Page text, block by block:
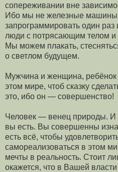
сопереживании вне
Ибо мы не железные
запрограммировать один
люди с потрясающим телом и
Мы можем плакать,
о светлом будущем.
Мужчина и женщина,
этом мире, чтоб сказку
это, ибо он — совершенство!
Человек — венец природы. И
вы есть. Вы совершенны
есть всё, чтобы
самореализоваться в этом
мечты в реальность. Стоит
окажется, что в Вашей